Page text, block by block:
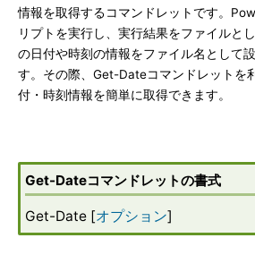
情報を取得するコマンドレットです。
リプトを実行し、実行結果をファイルと
の日付や時刻の情報をファイル名として
す。その際、Get-Dateコマンドレットを
付・時刻情報を簡単に取得できます。
Get-Dateコマンドレットの書式
Get-Date [オプション]